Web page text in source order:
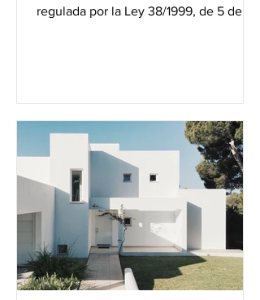
regulada por la Ley 38/1999, de 5 de